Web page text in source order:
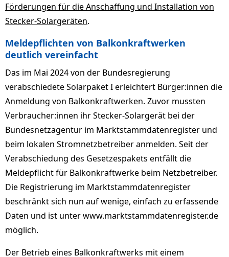
Förderungen für die Anschaffung und Installation von
Stecker-Solargeräten.
Meldepflichten von Balkonkraftwerken
deutlich vereinfacht
Das im Mai 2024 von der Bundesregierung
verabschiedete Solarpaket I erleichtert Bürger:innen die
Anmeldung von Balkonkraftwerken. Zuvor mussten
Verbraucher:innen ihr Stecker-Solargerät bei der
Bundesnetzagentur im Marktstammdatenregister und
beim lokalen Stromnetzbetreiber anmelden. Seit der
Verabschiedung des Gesetzespakets entfällt die
Meldepflicht für Balkonkraftwerke beim Netzbetreiber.
Die Registrierung im Marktstammdatenregister
beschränkt sich nun auf wenige, einfach zu erfassende
Daten und ist unter www.marktstammdatenregister.de
möglich.
Der Betrieb eines Balkonkraftwerks mit einem